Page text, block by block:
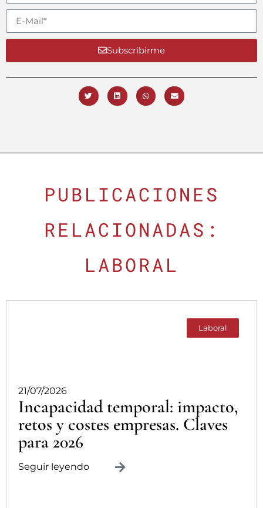
Subscribirme
PUBLICACIONES
RELACIONADAS:
LABORAL
Laboral
21/07/2026
Incapacidad temporal: impacto,
retos y costes empresas. Claves
para 2026
Seguir leyendo